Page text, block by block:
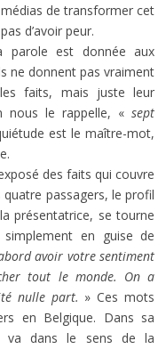
médias de transformer cet
d’avoir peur.
parole est donnée aux
ne donnent pas vraiment
les faits, mais juste leur
nous le rappelle, «sept
est le maître-mot,
des faits qui couvre
passagers, le profil
présentatrice, se tourne
en guise de
avoir votre sentiment
tout le monde. On a
nulle part. » Ces mots
en Belgique. Dans sa
va dans le sens de la